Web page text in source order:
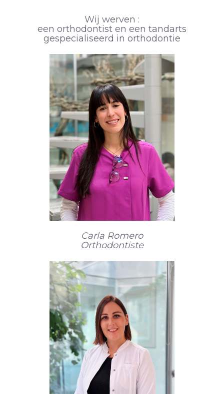
Wij werven :
een orthodontist en een tandarts
gespecialiseerd in orthodontie
Carla Romero
Orthodontiste